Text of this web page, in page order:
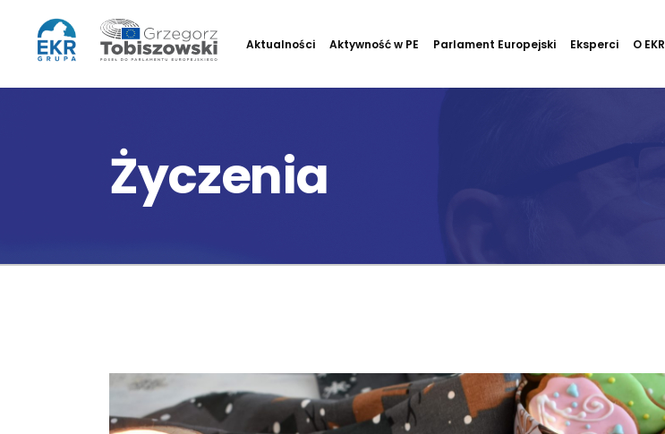
Aktualności Aktywność w PE Parlament Europejski Eksperci O EKR
Życzenia